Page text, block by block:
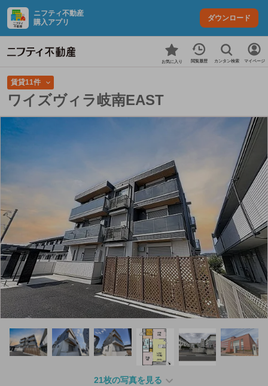
ニフティ不動産
購入アプリ
ダウンロード
お気に入り 閲覧履歴 カンタン検索 マイページ
賃貸11件
ワイズヴィラ岐南EAST
21枚の写真を見る